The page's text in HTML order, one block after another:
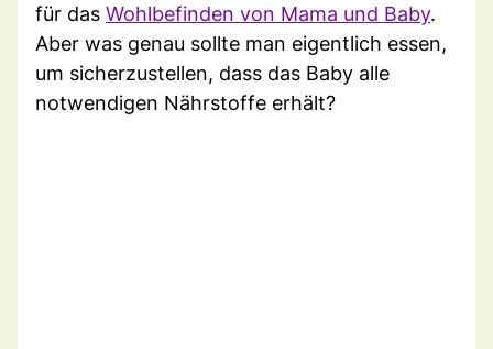
für das Wohlbefinden von Mama und Baby.
Aber was genau sollte man eigentlich essen,
um sicherzustellen, dass das Baby alle
notwendigen Nährstoffe erhält?